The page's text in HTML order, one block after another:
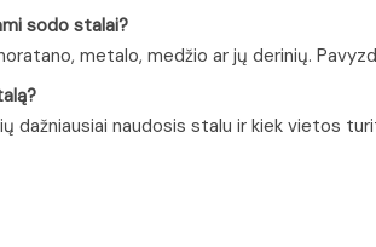
sodo stalai?
metalo, medžio ar jų derinių.
dažniausiai naudosis stalu ir kiek vietos